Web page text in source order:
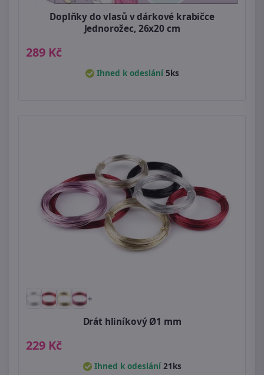
Doplňky do vlasů v dárkové krabičce
Jednorožec, 26x20 cm
289 Kč
Ihned k odeslání5ks
+
Drát hliníkový Ø1 mm
229 Kč
Ihned k odeslání21ks